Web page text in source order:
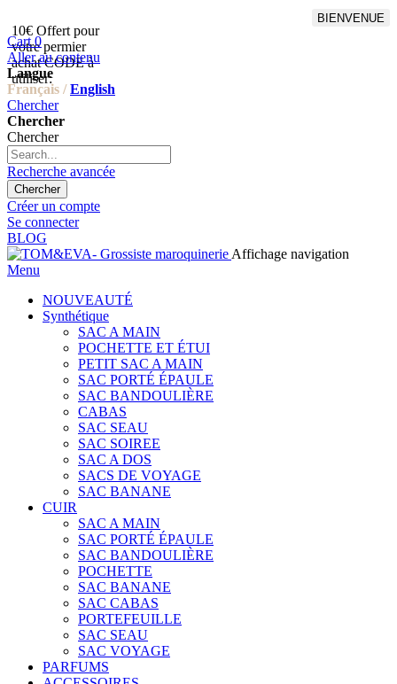
10€ Offert pour
votre permier
achat CODE à
utiliser:
BIENVENUE
Cart 0
Aller au contenu
Langue
Français / English
Chercher
Chercher
Chercher
Recherche avancée
Chercher
Créer un compte
Se connecter
BLOG
Affichage navigation
Menu
NOUVEAUTÉ
Synthétique
SAC A MAIN
POCHETTE ET ÉTUI
PETIT SAC A MAIN
SAC PORTÉ ÉPAULE
SAC BANDOULIÈRE
CABAS
SAC SEAU
SAC SOIREE
SAC A DOS
SACS DE VOYAGE
SAC BANANE
CUIR
SAC A MAIN
SAC PORTÉ ÉPAULE
SAC BANDOULIÈRE
POCHETTE
SAC BANANE
SAC CABAS
PORTEFEUILLE
SAC SEAU
SAC VOYAGE
PARFUMS